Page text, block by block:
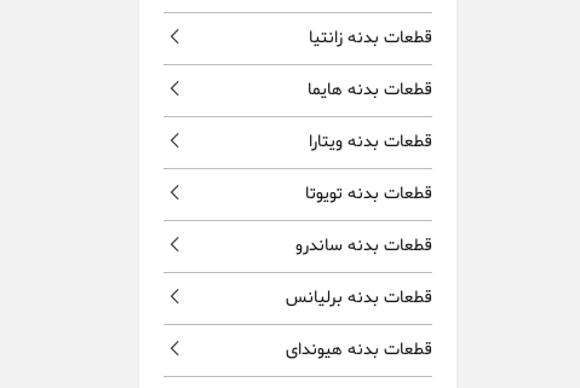
قطعات بدنه زانتیا
قطعات بدنه هایما
قطعات بدنه ویتارا
قطعات بدنه تویوتا
قطعات بدنه ساندرو
قطعات بدنه برلیانس
قطعات بدنه هیوندای